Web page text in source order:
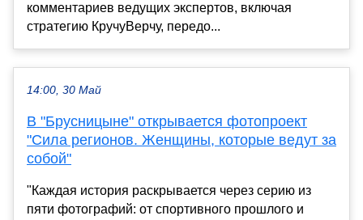
комментариев ведущих экспертов, включая
стратегию КручуВерчу, передо...
14:00, 30 Май
В "Брусницыне" открывается фотопроект
"Сила регионов. Женщины, которые ведут за
собой"
"Каждая история раскрывается через серию из
пяти фотографий: от спортивного прошлого и